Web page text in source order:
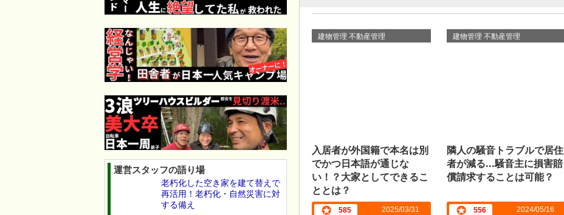
建物管理 不動産管理
入居者が外国籍で本名は別
でかつ日本語が通じな
い！？大家としてできるこ
ととは？
585 2025/03/31
建物管理 不動産管理
隣人の騒音トラブルで居住
者が減る...騒音主に損害賠
償請求することは可能？
556 2024/05/16
運営スタッフの語り場
老朽化した空き家を建て替えで
再活用！老朽化・自然災害に対
する備え